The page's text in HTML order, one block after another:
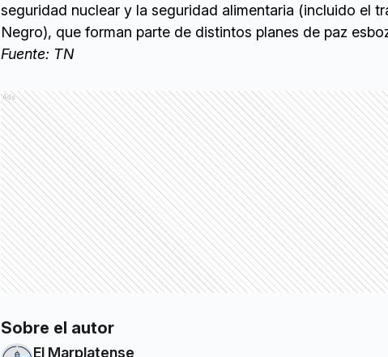
seguridad nuclear y la seguridad alimentaria (incluido el
Negro), que forman parte de distintos planes de paz
Fuente: TN
Ads
Sobre el autor
El Marplatense